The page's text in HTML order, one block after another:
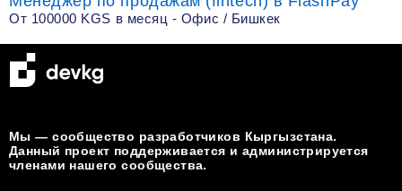
От 100000 KGS в месяц - Офис / Бишкек
Мы — сообщество разработчиков Кыргызстана.
Данный проект поддерживается и администрируется
членами нашего сообщества.